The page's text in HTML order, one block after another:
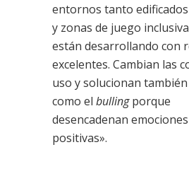
entornos tanto
y zonas de juego
están desarrollando con
excelentes. Cambian las
uso y solucionan
como el bullingporque
desencadenan
positivas».